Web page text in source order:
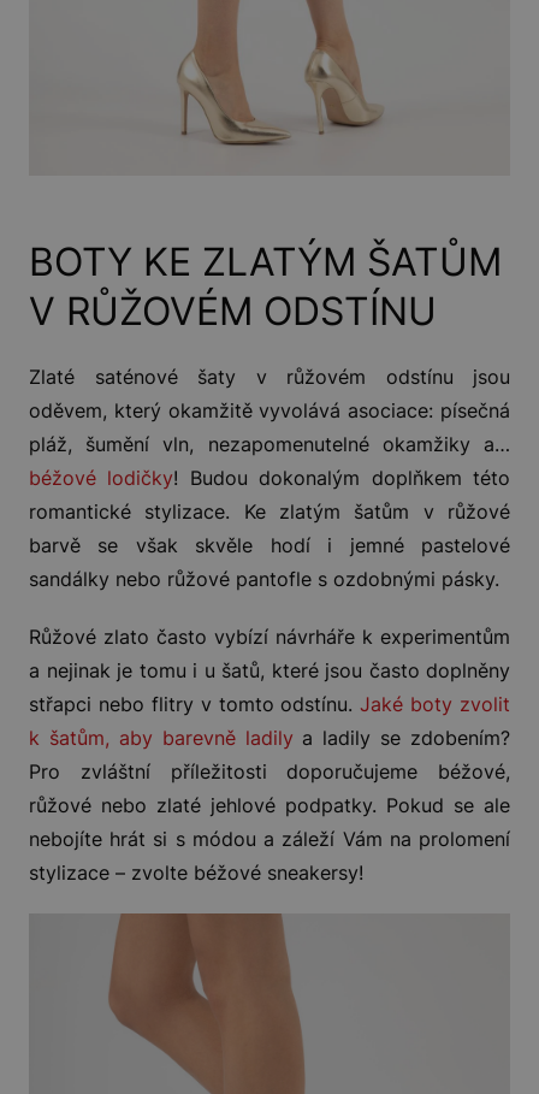
BOTY KE ZLATÝM ŠATŮM
V RŮŽOVÉM ODSTÍNU
Zlaté saténové šaty v růžovém odstínu jsou
oděvem, který okamžitě vyvolává asociace: písečná
pláž, šumění vln, nezapomenutelné okamžiky a…
béžové lodičky! Budou dokonalým doplňkem této
romantické stylizace. Ke zlatým šatům v růžové
barvě se však skvěle hodí i jemné pastelové
sandálky nebo růžové pantofle s ozdobnými pásky.
Růžové zlato často vybízí návrháře k experimentům
a nejinak je tomu i u šatů, které jsou často doplněny
střapci nebo flitry v tomto odstínu.Jaké boty zvolit
k šatům, aby barevně ladily a ladily se zdobením?
Pro zvláštní příležitosti doporučujeme béžové,
růžové nebo zlaté jehlové podpatky. Pokud se ale
nebojíte hrát si s módou a záleží Vám na prolomení
stylizace – zvolte béžové sneakersy!